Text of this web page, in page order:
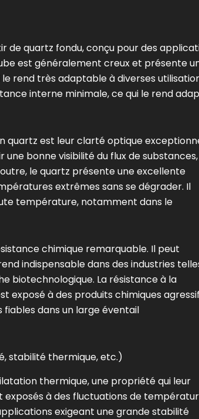
de quartz fondu, conçu pour des
est généralement creux et présente
rend très adaptable à diverses
interne minimale, ce qui le rend
quartz est leur clarté optique
bonne visibilité du flux de substances,
le quartz présente une excellente
extrêmes sans se dégrader. Il
température, notamment dans le
chimique remarquable. Il peut
indispensable dans des industries
biotechnologique. La résistance à la
exposé à des produits chimiques
dans un large éventail
stabilité thermique, etc.)
thermique, une propriété qui leur
à des fluctuations de
exigeant une grande stabilité